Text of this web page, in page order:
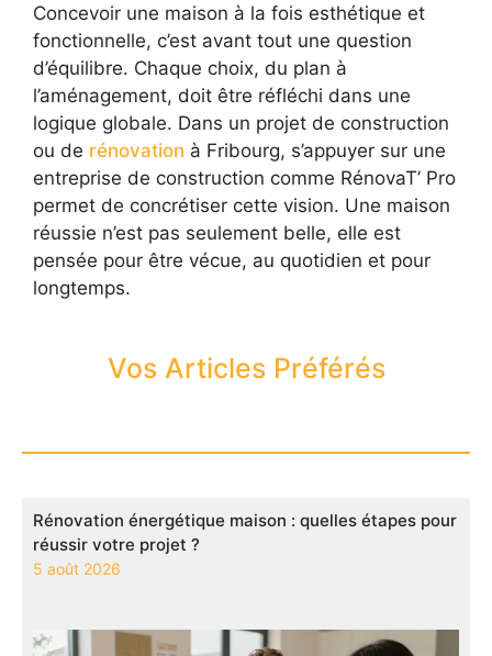
Concevoir une maison à la fois esthétique et
fonctionnelle, c’est avant tout une question
d’équilibre. Chaque choix, du plan à
l’aménagement, doit être réfléchi dans une
logique globale. Dans un projet de construction
ou de rénovation à Fribourg, s’appuyer sur une
entreprise de construction comme RénovaT’ Pro
permet de concrétiser cette vision. Une maison
réussie n’est pas seulement belle, elle est
pensée pour être vécue, au quotidien et pour
longtemps.
Vos Articles Préférés
Rénovation énergétique maison : quelles étapes pour
réussir votre projet ?
5 août 2026